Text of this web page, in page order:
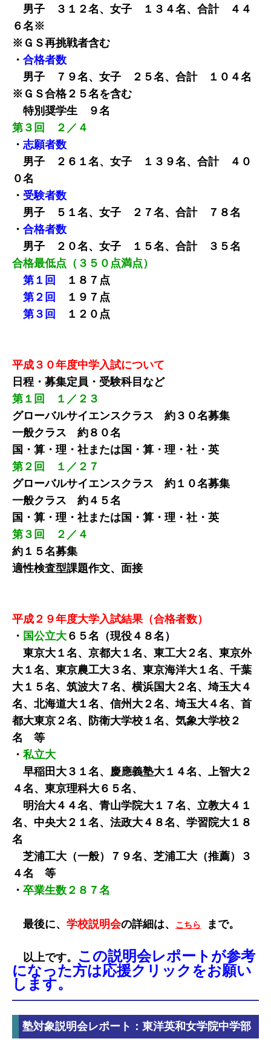
男子 ３１２名、女子 １３４名、合計 ４４
６名※
※ＧＳ再挑戦者含む
・ 合格者数
男子 ７９名、女子 ２５名、合計 １０４名
※ＧＳ合格２５名を含む
特別奨学生 ９名
第３回 ２／４
・ 志願者数
男子 ２６１名、女子 １３９名、合計 ４０
０名
・ 受験者数
男子 ５１名、女子 ２７名、合計 ７８名
・ 合格者数
男子 ２０名、女子 １５名、合計 ３５名
合格最低点（３５０点満点）
第１回
１８７点
第２回
１９７点
第３回
１２０点
平成３０年度中学入試について
日程・募集定員・受験科目など
第１回 １／２３
グローバルサイエンスクラス 約３０名募集
一般クラス 約８０名
国・算・理・社または国・算・理・社・英
第２回 １／２７
グローバルサイエンスクラス 約１０名募集
一般クラス 約４５名
国・算・理・社または国・算・理・社・英
第３回 ２／４
約１５名募集
適性検査型課題作文、面接
平成２９年度大学入試結果（合格者数）
・ 国公立大 ６５名（現役４８名）
東京大１名、京都大１名、東工大２名、東京外
大１名、東京農工大３名、東京海洋大１名、千葉
大１５名、筑波大７名、横浜国大２名、埼玉大４
名、北海道大１名、信州大２名、埼玉大４名、首
都大東京２名、防衛大学校１名、気象大学校２
名 等
・ 私立大
早稲田大３１名、慶應義塾大１４名、上智大２
４名、東京理科大６５名、
明治大４４名、青山学院大１７名、立教大４１
名、中央大２１名、法政大４８名、学習院大１８
名
芝浦工大（一般）７９名、芝浦工大（推薦）３
４名 等
・ 卒業生数２８７名
最後に、 学校説明会の詳細は、 こちら まで。
以上です。 この説明会レポートが参考
になった方は応援クリックをお願い
します。
塾対象説明会レポート：東洋英和女学院中学部